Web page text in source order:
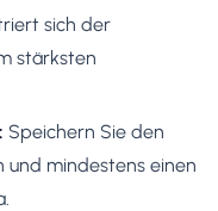
sich der
stärksten
Speichern Sie den
und mindestens einen